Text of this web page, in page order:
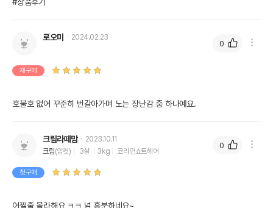
로오미 2024.02.23
재구매
호불호 없어 꾸준히 번갈아가며 노는 장난감 중 하나예요.
0
크림라떼맘
2023.10.11
크림(암컷) 3살 3kg 코리안쇼트헤어
첫구매
어쩔줄 몰라해요 ㅋㅋ 넘 흥분하네요~
0